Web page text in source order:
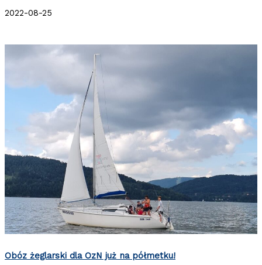
2022-08-25
Obóz żeglarski dla OzN już na półmetku!